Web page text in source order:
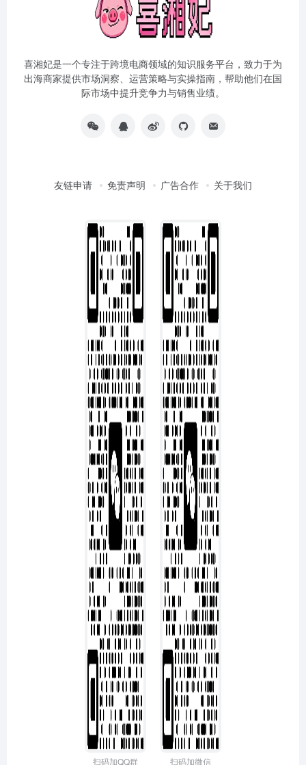
喜湘妃是一个专注于跨境电商领域的知识服务平台，致力于为
出海商家提供市场洞察、运营策略与实操指南，帮助他们在国
际市场中提升竞争力与销售业绩。
友链申请 免责声明 广告合作 关于我们
扫码加QQ群 扫码加微信